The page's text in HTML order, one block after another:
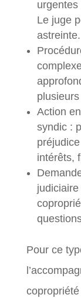
Le juge
astreinte.
Action
syndic :
intérêts,
Pour ce